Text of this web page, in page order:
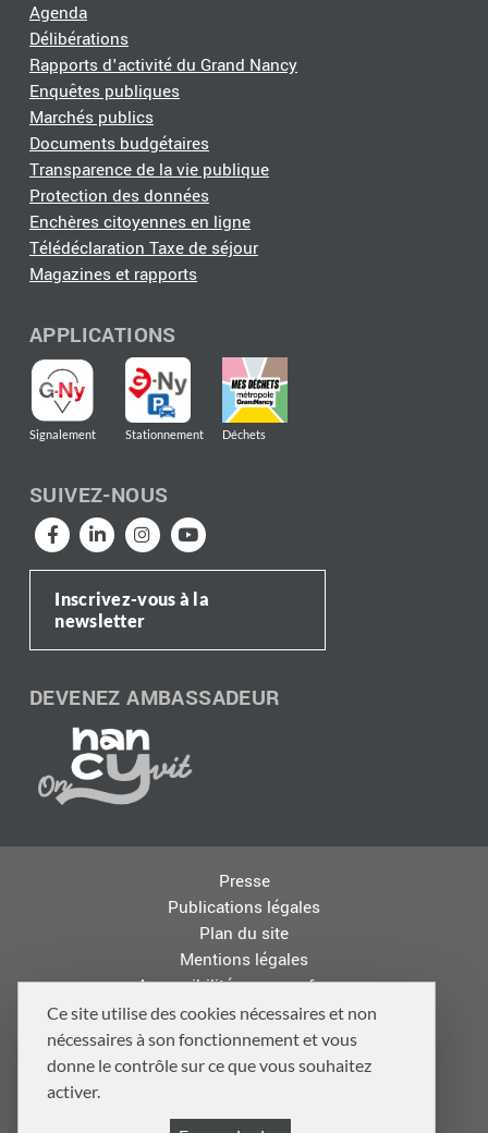
Ce site utilise des cookies nécessaires et non
nécessaires à son fonctionnement et vous
donne le contrôle sur ce que vous souhaitez
activer.
Agenda
Délibérations
Rapports d'activité du Grand Nancy
Enquêtes publiques
Marchés publics
Documents budgétaires
Transparence de la vie publique
Protection des données
Enchères citoyennes en ligne
Télédéclaration Taxe de séjour
Magazines et rapports
APPLICATIONS
Signalement Stationnement Déchets
SUIVEZ-NOUS
Inscrivez-vous à la
newsletter
DEVENEZ AMBASSADEUR
Presse
Publications légales
Plan du site
Mentions légales
Accessibilité : non conforme
Les autres sites de la Métropole
Offres d'emploi
Logo
Politique de gestion des cookies et traceurs